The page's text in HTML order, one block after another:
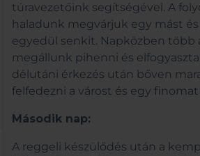
túravezetőink segítségével. A
haladunk megvárjuk egy mást
egyedül senkit. Napközben több
megállunk pihenni és
délutáni érkezés után bőven
felfedezni a várost és egy finomat
Második nap:
A reggeli készülődés után a